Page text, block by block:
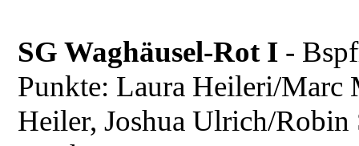
SG Waghäusel-Rot I -
Punkte: Laura Heileri/Marc
Heiler, Joshua Ulrich/